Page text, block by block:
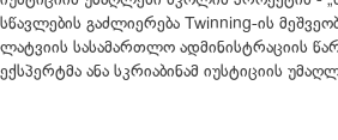
სწავლების გაძლიერება Twinning-ის
ლატვიის სასამართლო ადმინისტრაციის
ექსპერტმა ანა სკრიაბინამ იუსტიციის